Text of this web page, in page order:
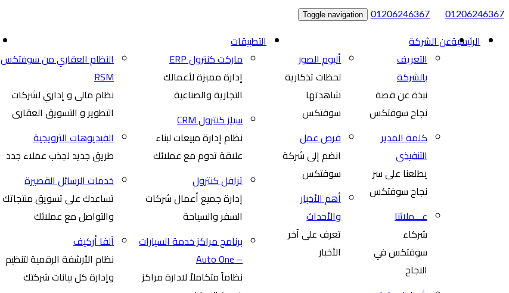
01206246367
01206246367
Toggle navigation
الرئيسيةعن الشركة
التعريف
بالشركة
نبذة عن قصة
نجاح سوفتكس
كلمة المدير
التنفيذى
يطلعنا على سر
نجاح سوفتكس
عـــملائنا
شركاء
سوفتكس في
النجاح
ألبوم الصور
لحظات تذكارية
شاهدتها
سوفتكس
فرص عمل
انضم إلى شركة
سوفتكس
أهم الأخبار
والأحداث
تعرف على آخر
الأخبار
التطبيقات
ماركت كنترول ERP
إدارة مميزة لأعمالك
التجارية والصناعية
سيلز كنترول CRM
نظام إدارة مبيعات لبناء
علاقة تدوم مع عملائك
ترافل كنترول
إدارة جميع أعمال شركات
السفر والسياحة
برنامج مراكز خدمة السيارات
– Auto One
نظاماً متكاملاً لادارة مراكز
النظام العقاري من سوفتكس
RSM
نظام مالى و إداري لشركات
التطوير و التسويق العقارى
الفيديوهات الترويجية
طريق جديد لجذب عملاء جدد
خدمات الرسائل القصيرة
تساعدك على تسويق منتجاتك
والتواصل مع عملائك
آلفا أركيف
نظام الأرشفة الرقمية لتنظيم
وإدارة كل بيانات شركتك